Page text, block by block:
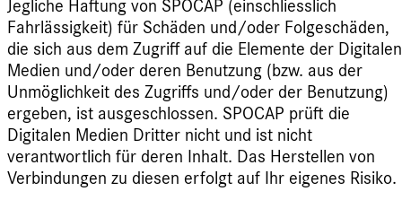
Jegliche Haftung von SPOCAP (einschliesslich
Fahrlässigkeit) für Schäden und/oder Folgeschäden,
die sich aus dem Zugriff auf die Elemente der Digitalen
Medien und/oder deren Benutzung (bzw. aus der
Unmöglichkeit des Zugriffs und/oder der Benutzung)
ergeben, ist ausgeschlossen. SPOCAP prüft die
Digitalen Medien Dritter nicht und ist nicht
verantwortlich für deren Inhalt. Das Herstellen von
Verbindungen zu diesen erfolgt auf Ihr eigenes Risiko.